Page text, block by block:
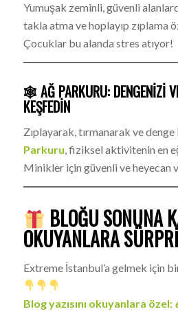
Yumuşak zeminli, güvenli
takla atma ve hoplayıp zıplama
Çocuklar bu alanda stres atıyor!
🕸 AĞ PARKURU: DENGENIZI
KEŞFEDIN
Zıplayarak, tırmanarak ve
Parkuru, fiziksel aktivitenin en
Minikler için güvenli ve heyecan
BLOĞU SONUNA
OKUYANLARA
Extreme İstanbul’a gelmek için
Blog yazısını okuyanlara özel: